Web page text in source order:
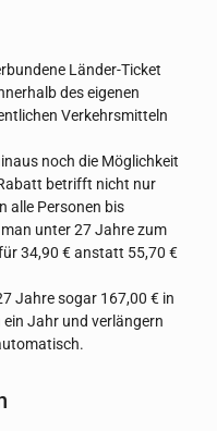
Länder-Ticket
des eigenen
Verkehrsmitteln
noch die Möglichkeit
betrifft nicht nur
alle Personen bis
unter 27 Jahre zum
34,90 € anstatt 55,70 €
Jahre sogar 167,00 € in
ein Jahr und verlängern